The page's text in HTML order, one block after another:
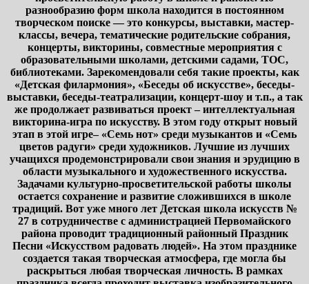
разнообразию форм школа находится в постоянном
творческом поиске — это конкурсы, выставки, мастер-
классы, вечера, тематические родительские собрания,
концерты, викторины, совместные мероприятия с
образовательными школами, детскими садами, ТОС,
библиотеками. Зарекомендовали себя такие проекты, как
«Детская филармония», «Беседы об искусстве», беседы-
выставки, беседы-театрализации, концерт-шоу и т.п., а так
же продолжает развиваться проект – интеллектуальная
викторина-игра по искусству. В этом году открыт новый
этап в этой игре– «Семь нот» среди музыкантов и «Семь
цветов радуги» среди художников. Лучшие из лучших
учащихся продемонстрировали свои знания и эрудицию в
области музыкального и художественного искусства.
Задачами культурно-просветительской работы школы
остается сохранение и развитие сложившихся в школе
традиций. Вот уже много лет Детская школа искусств №
27 в сотрудничестве с администрацией Первомайского
района проводит традиционный районный Праздник
Песни «Искусством радовать людей». На этом празднике
создается такая творческая атмосфера, где могла бы
раскрыться любая творческая личность. В рамках